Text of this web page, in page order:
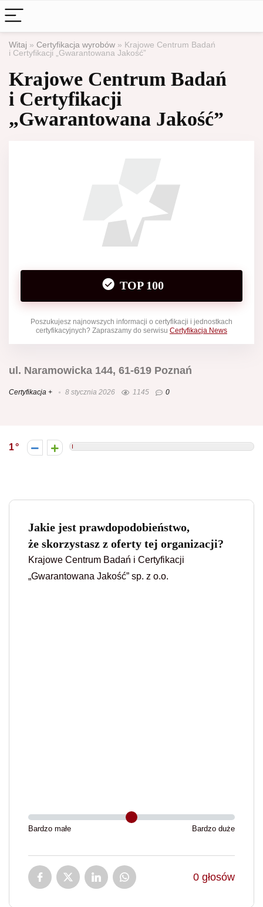
Witaj » Certyfikacja wyrobów » Krajowe Centrum Badań
i Certyfikacji „Gwarantowana Jakość”
Krajowe Centrum Badań
i Certyfikacji
„Gwarantowana Jakość”
TOP 100
Poszukujesz najnowszych informacji o certyfikacji i jednostkach
certyfikacyjnych? Zapraszamy do serwisu Certyfikacja News
ul. Naramowicka 144, 61-619 Poznań
Certyfikacja + 8 stycznia 2026 1145 0
1
Jakie jest prawdopodobieństwo,
że skorzystasz z oferty tej organizacji?
Krajowe Centrum Badań i Certyfikacji
„Gwarantowana Jakość” sp. z o.o.
Bardzo małe Bardzo duże
0 głosów